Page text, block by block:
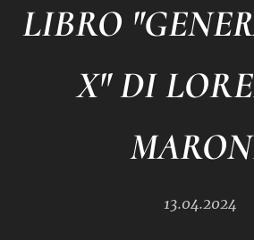
LIBRO
X" DI
13.04.2024